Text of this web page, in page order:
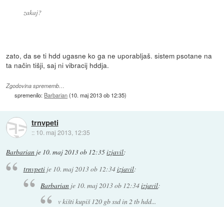
zakaj?
zato, da se ti hdd ugasne ko ga ne uporabljaš. sistem psotane na
ta način tišji, saj ni vibracij hddja.
Zgodovina sprememb…
spremenilo: Barbarian(10. maj 2013 ob 12:35)
trnvpeti
:: 10. maj 2013, 12:35
Barbarian je 10. maj 2013 ob 12:35izjavil:
trnvpetije 10. maj 2013 ob 12:34izjavil:
Barbarian je 10. maj 2013 ob 12:34izjavil:
v kišti kupiš 120 gb ssd in 2 tb hdd...